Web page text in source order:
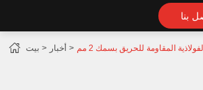
بنا
بيت أخبار المقاومة للحريق بسمك 2 مم